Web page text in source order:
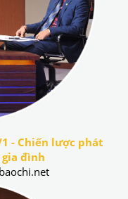
- Chiến lược phát
đình